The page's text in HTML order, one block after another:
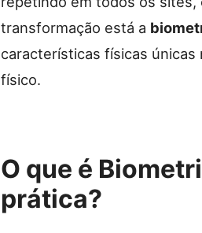
transformação está a
características físicas únicas
físico.
O que é
prática?